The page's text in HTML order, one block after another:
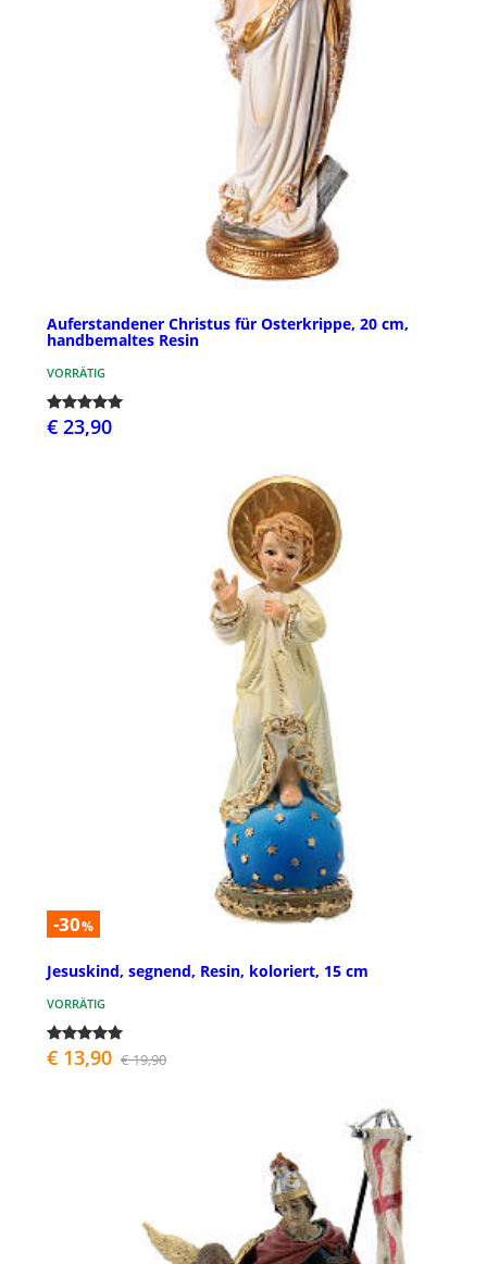
Auferstandener Christus für Osterkrippe, 20 cm,
handbemaltes Resin
VORRÄTIG
€ 23,90
-30%
Jesuskind, segnend, Resin, koloriert, 15 cm
VORRÄTIG
€ 13,90 € 19,90